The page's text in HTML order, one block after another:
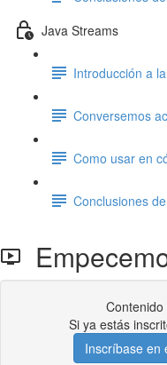
Java Streams
Introducción a
Conversemos
Como usar en
Conclusiones
Si ya estás
Inscríbase en